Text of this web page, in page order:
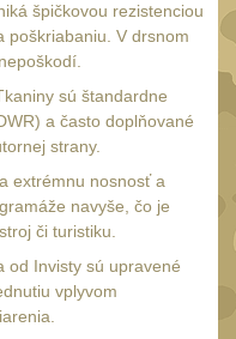
špičkovou rezistenciou
poškriabaniu. V drsnom
sú štandardne
a často doplňované
strany.
extrémnu nosnosť a
navyše, čo je
či turistiku.
od Invisty sú upravené
vplyvom